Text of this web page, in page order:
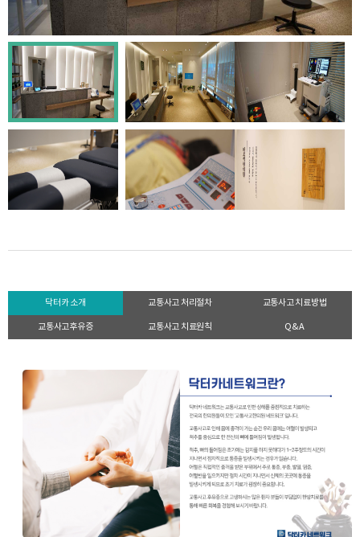
닥터카 소개 교통사고 처리절차 교통사고 치료방법
교통사고후유증 교통사고 치료원칙 Q&A